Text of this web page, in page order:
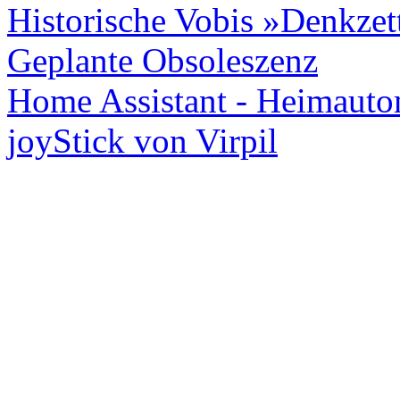
Historische Vobis
Geplante Obsoleszenz
Home Assistant -
joyStick von Virpil